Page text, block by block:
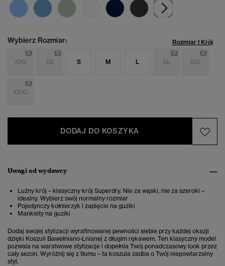
Wybierz Rozmiar: Rozmiar I Krój
XXS XS S M L XL XXL
XXXL
DODAJ DO KOSZYKA
Uwagi od wydawcy
Luźny krój – klasyczny krój Superdry. Nie za wąski, nie za szeroki –
idealny. Wybierz swój normalny rozmiar
Pojedynczy kołnierzyk i zapięcie na guziki
Mankiety na guziki
Dodaj swojej stylizacji wyrafinowanej pewności siebie przy każdej okazji
dzięki Koszuli Bawełniano-Lnianej z długim rękawem. Ten klasyczny model
pozwala na warstwowe stylizacje i dopełnia Twój ponadczasowy look przez
cały sezon. Wyróżnij się z tłumu – ta koszula zadba o Twój niepowtarzalny
styl.